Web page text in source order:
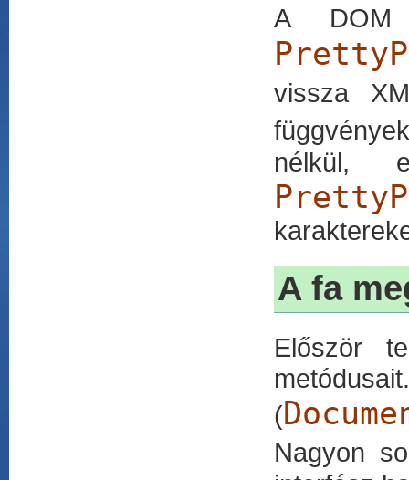
A
vissza
nélkül,
A fa
Először
(
Nagyon